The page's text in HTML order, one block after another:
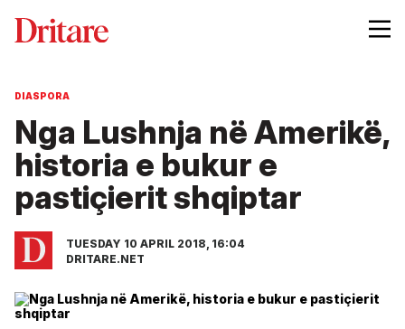
DIASPORA
Nga Lushnja në Amerikë,
historia e bukur e
pastiçierit shqiptar
TUESDAY 10 APRIL 2018, 16:04
DRITARE.NET